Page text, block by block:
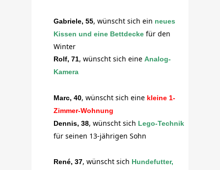
Gabriele, 55, wünscht sich ein neues
Kissen und eine Bettdecke für den
Winter
Rolf, 71, wünscht sich eine Analog-
Kamera
Marc, 40, wünscht sich eine kleine 1-
Zimmer-Wohnung
Dennis, 38, wünscht sich Lego-Technik
für seinen 13-jährigen Sohn
René, 37, wünscht sich Hundefutter,